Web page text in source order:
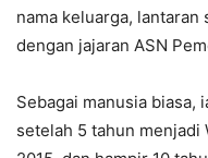
nama keluarga,
dengan jajaran ASN
Sebagai manusia biasa,
setelah 5 tahun menjadi